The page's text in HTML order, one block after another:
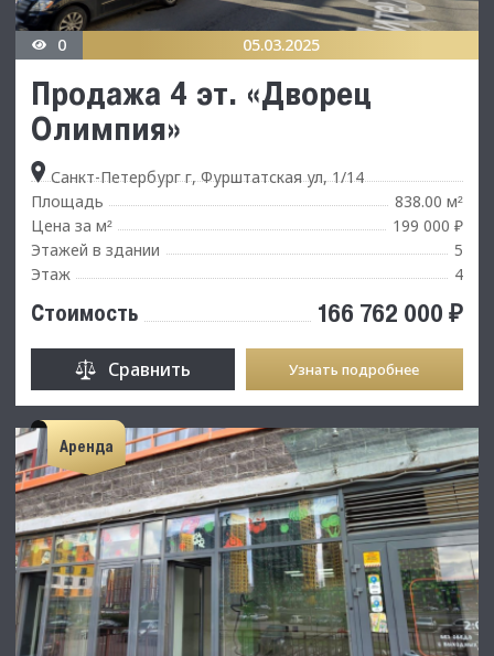
0 05.03.2025
Продажа 4 эт. «Дворец
Олимпия»
Санкт-Петербург г, Фурштатская ул, 1/14
Площадь
838.00 м²
Цена за м²
199 000 ₽
Этажей в здании
5
Этаж
4
Стоимость 166 762 000 ₽
Сравнить Узнать подробнее
Аренда